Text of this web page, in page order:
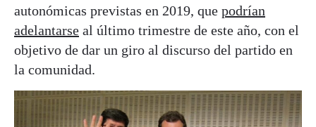
autonómicas previstas en 2019, que podrían
adelantarse al último trimestre de este año, con el
objetivo de dar un giro al discurso del partido en
la comunidad.